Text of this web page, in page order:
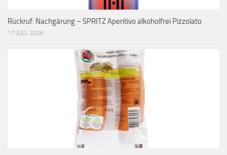
Rückruf: Nachgärung – SPRITZ Aperitivo alkoholfrei Pizzolato
17 JULI, 2026